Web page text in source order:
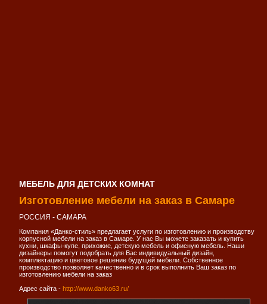
МЕБЕЛЬ ДЛЯ ДЕТСКИХ КОМНАТ
Изготовление мебели на заказ в Самаре
РОССИЯ - САМАРА
Компания «Данко-стиль» предлагает услуги по изготовлению и производству
корпусной мебели на заказ в Самаре. У нас Вы можете заказать и купить
кухни, шкафы-купе, прихожие, детскую мебель и офисную мебель. Наши
дизайнеры помогут подобрать для Вас индивидуальный дизайн,
комплектацию и цветовое решение будущей мебели. Собственное
производство позволяет качественно и в срок выполнить Ваш заказ по
изготовлению мебели на заказ
Адрес сайта - http://www.danko63.ru/